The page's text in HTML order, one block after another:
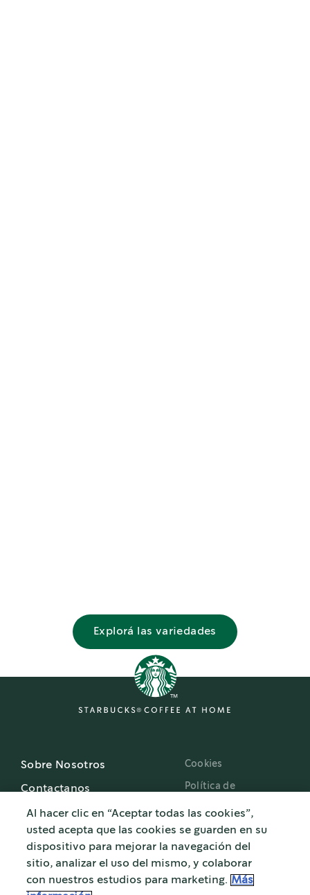
Explorá las variedades
Sobre Nosotros
Contactanos
Cookies
Política de
Términos de uso
Puntos de reciclaje
Starbucks.com.ar
Al hacer clic en “Aceptar todas las cookies”,
usted acepta que las cookies se guarden en su
dispositivo para mejorar la navegación del
sitio, analizar el uso del mismo, y colaborar
con nuestros estudios para marketing. Más